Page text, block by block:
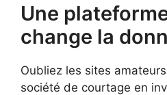
Une
change la
Oubliez les sites
société de courtage en